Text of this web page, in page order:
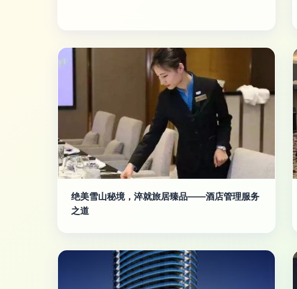
绝美雪山秘境，淬就旅居臻品——酒店管理服务
之道